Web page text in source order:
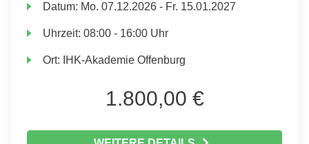
Datum: Mo. 07.12.2026 - Fr. 15.01.2027
Uhrzeit:08:00 - 16:00 Uhr
Ort: IHK-Akademie Offenburg
1.800,00 €